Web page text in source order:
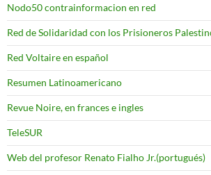
Nodo50 contrainformacion en red
Red de Solidaridad con los Prisioneros
Red Voltaire en español
Resumen Latinoamericano
Revue Noire, en frances e ingles
TeleSUR
Web del profesor Renato Fialho Jr.(portugués)